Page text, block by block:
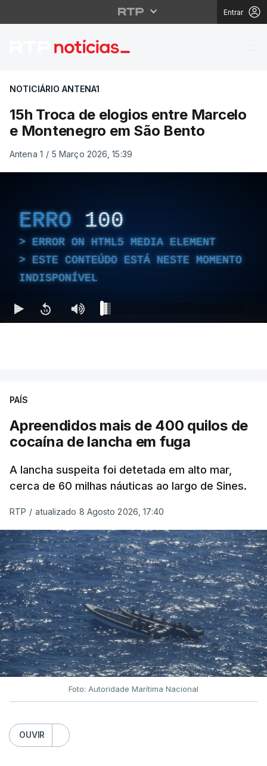
Entrar
15h Troca de elogios
NOTICIÁRIO ANTENA1
15h Troca de elogios entre Marcelo
e Montenegro em São Bento
Antena 1 / 5 Março 2026, 15:39
ERRO 100
ERROR ON HTML5 MEDIA ELEMENT
ESTE CONTEÚDO ESTÁ NESTE MOMENTO
INDISPONÍVEL
PAÍS
Apreendidos mais de 400 quilos de
cocaína de lancha em fuga
A lancha suspeita foi detetada em alto mar,
cerca de 60 milhas náuticas ao largo de Sines.
RTP / atualizado 8 Agosto 2026, 17:40
Foto: Autoridade Marítima Nacional
OUVIR